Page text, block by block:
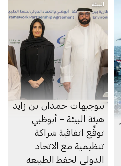
البيئة
بتوجيهات حمدان بن زايد
هيئة البيئة – أبوظبي
توقِّع اتفاقية شراكة
تنظيمية مع الاتحاد
الدولي لحفظ الطبيعة